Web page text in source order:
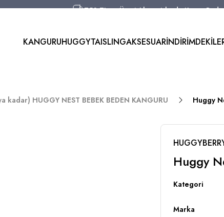
750 TL ve Üzeri Alışverişlerde Kargo
Worldwide Shipping!
750 TL ve Üzeri Alışverişlerde Kargo
KANGURUHUGGYTAISLINGAKSESUAR
kadar) HUGGY NEST BEBEK BEDEN KANGURU Huggy
Huggy
Kategori
Marka